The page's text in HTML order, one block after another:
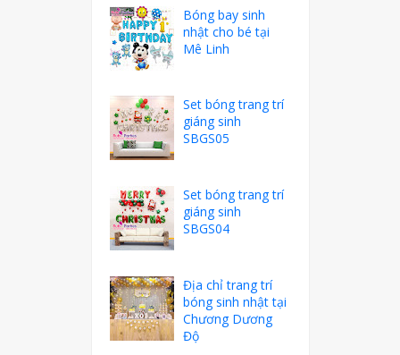
Bóng bay sinh
nhật cho bé tại
Mê Linh
Set bóng trang trí
giáng sinh
SBGS05
Set bóng trang trí
giáng sinh
SBGS04
Địa chỉ trang trí
bóng sinh nhật tại
Chương Dương
Độ